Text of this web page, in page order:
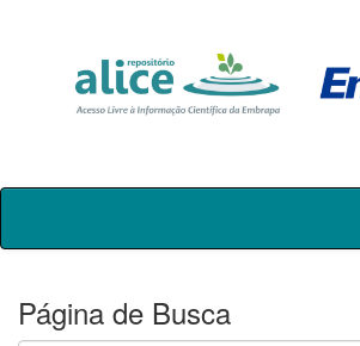
Skip
Página de Busca